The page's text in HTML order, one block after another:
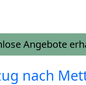
Angebote
nach